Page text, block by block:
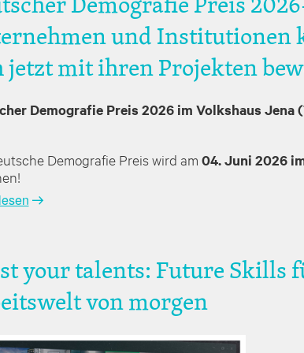
Demografie Preis
und Institutionen
jetzt mit ihren Projekten
Demografie Preis 2026 im Volkshaus Jena
Demografie Preis wird am 04. Juni 2026
your talents: Future Skills
von morgen